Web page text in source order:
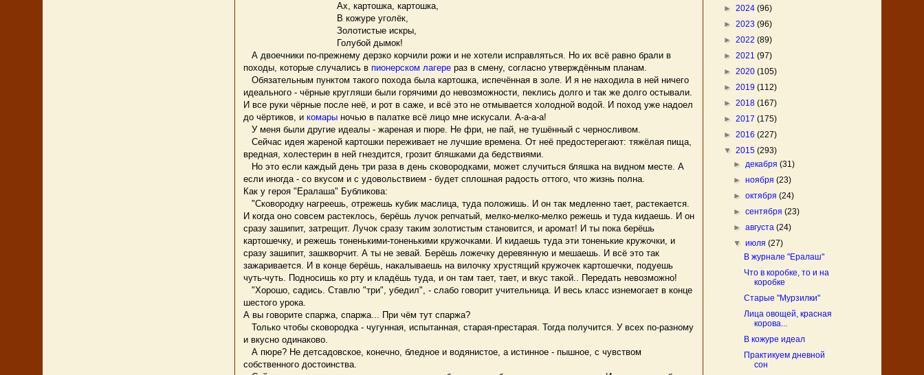
Ах, картошка, картошка,
В кожуре уголёк,
Золотистые искры,
Голубой дымок!
А двоечники по-прежнему дерзко корчили рожи и не хотели исправляться. Но их всё равно брали в
походы, которые случались в пионерском лагере раз в смену, согласно утверждённым планам.
Обязательным пунктом такого похода была картошка, испечённая в золе. И я не находила в ней ничего
идеального - чёрные кругляши были горячими до невозможности, пеклись долго и так же долго остывали.
И все руки чёрные после неё, и рот в саже, и всё это не отмывается холодной водой. И поход уже надоел
до чёртиков, и комары ночью в палатке всё лицо мне искусали. А-а-а-а!
У меня были другие идеалы - жареная и пюре. Не фри, не пай, не тушённый с черносливом.
Сейчас идея жареной картошки переживает не лучшие времена. От неё предостерегают: тяжёлая пища,
вредная, холестерин в ней гнездится, грозит бляшками да бедствиями.
Но это если каждый день три раза в день сковородками, может случиться бляшка на видном месте. А
если иногда - со вкусом и с удовольствием - будет сплошная радость оттого, что жизнь полна.
Как у героя "Ералаша" Бубликова:
"Сковородку нагреешь, отрежешь кубик маслица, туда положишь. И он так медленно тает, растекается.
И когда оно совсем растеклось, берёшь лучок репчатый, мелко-мелко-мелко режешь и туда кидаешь. И он
сразу зашипит, затрещит. Лучок сразу таким золотистым становится, и аромат! И ты пока берёшь
картошечку, и режешь тоненькими-тоненькими кружочками. И кидаешь туда эти тоненькие кружочки, и
сразу зашипит, зашкворчит. А ты не зевай. Берёшь ложечку деревянную и мешаешь. И всё это так
зажаривается. И в конце берёшь, накалываешь на вилочку хрустящий кружочек картошечки, подуешь
чуть-чуть. Подносишь ко рту и кладёшь туда, и он там тает, тает, и вкус такой.. Передать невозможно!
"Хорошо, садись. Ставлю "три", убедил", - слабо говорит учительница. И весь класс изнемогает в конце
шестого урока.
А вы говорите спаржа, спаржа... При чём тут спаржа?
Только чтобы сковородка - чугунная, испытанная, старая-престарая. Тогда получится. У всех по-разному
и вкусно одинаково.
А пюре? Не детсадовское, конечно, бледное и водянистое, а истинное - пышное, с чувством
собственного достоинства.
► 2024 (96)
► 2023 (96)
► 2022 (89)
► 2021 (97)
► 2020 (105)
► 2019 (112)
► 2018 (167)
► 2017 (175)
► 2016 (227)
▼ 2015 (293)
►декабря(31)
►ноября(23)
►октября(24)
►сентября(23)
►августа(24)
▼июля(27)
В журнале "Ералаш"
Что в коробке, то и на
коробке
Старые "Мурзилки"
Лица овощей, красная
корова...
В кожуре идеал
Практикуем дневной
сон